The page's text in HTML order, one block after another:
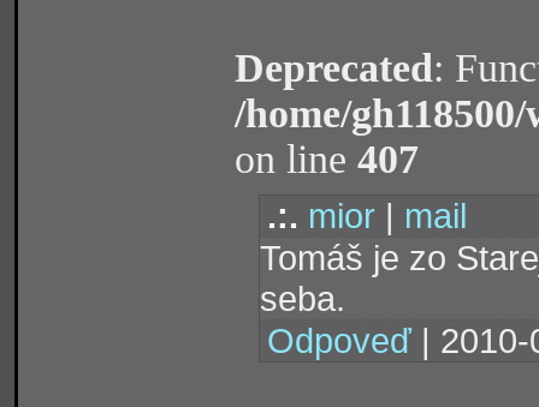
Deprecated:
/home/
on line 407
.:. mior | mail
Tomáš je zo
seba.
Odpoveď |